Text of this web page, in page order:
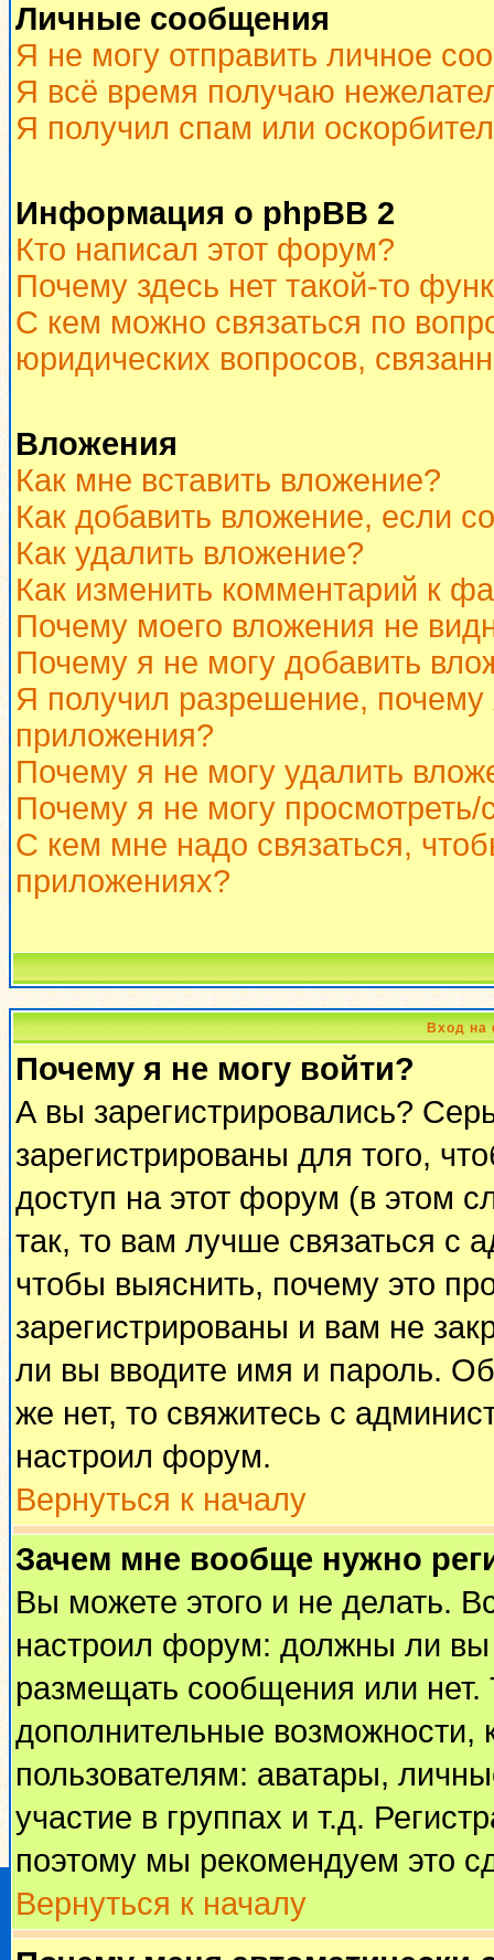
Личные сообщения
Я не могу отправить личное
Я всё время получаю
Я получил спам или
Информация о phpBB 2
Кто написал этот форум?
Почему здесь нет такой-то
С кем можно связаться по
юридических вопросов,
Вложения
Как мне вставить вложение?
Как добавить вложение, если
Как удалить вложение?
Как изменить комментарий к
Почему моего вложения не
Почему я не могу добавить
Я получил разрешение,
приложения?
Почему я не могу удалить
Почему я не могу просмотреть/
С кем мне надо связаться,
приложениях?
Вход на
Почему я не могу войти?
А вы зарегистрировались?
зарегистрированы для того,
доступ на этот форум (в этом
так, то вам лучше связаться с
чтобы выяснить, почему это
зарегистрированы и вам не
ли вы вводите имя и пароль.
же нет, то свяжитесь с
настроил форум.
Вернуться к началу
Зачем мне вообще нужно
Вы можете этого и не делать.
настроил форум: должны ли вы
размещать сообщения или
дополнительные
пользователям: аватары,
участие в группах и т.д.
поэтому мы рекомендуем это
Вернуться к началу